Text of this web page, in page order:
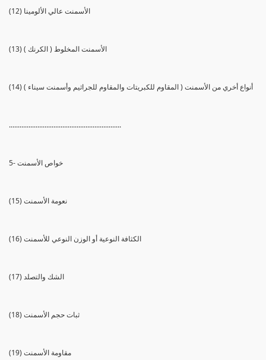
(12) الأسمنت عالي الألومينا
(13) الأسمنت المخلوط ( الكرنك )
(14) أنواع أخري من الأسمنت ( المقاوم للكبريتات والمقاوم للجراثيم وأسمنت سيناء )
...............................................................
5- خواص الأسمنت
(15) نعومة الأسمنت
(16) الكثافة النوعية أو الوزن النوعي للأسمنت
(17) الشك والتصلد
(18) ثبات حجم الأسمنت
(19) مقاومة الأسمنت